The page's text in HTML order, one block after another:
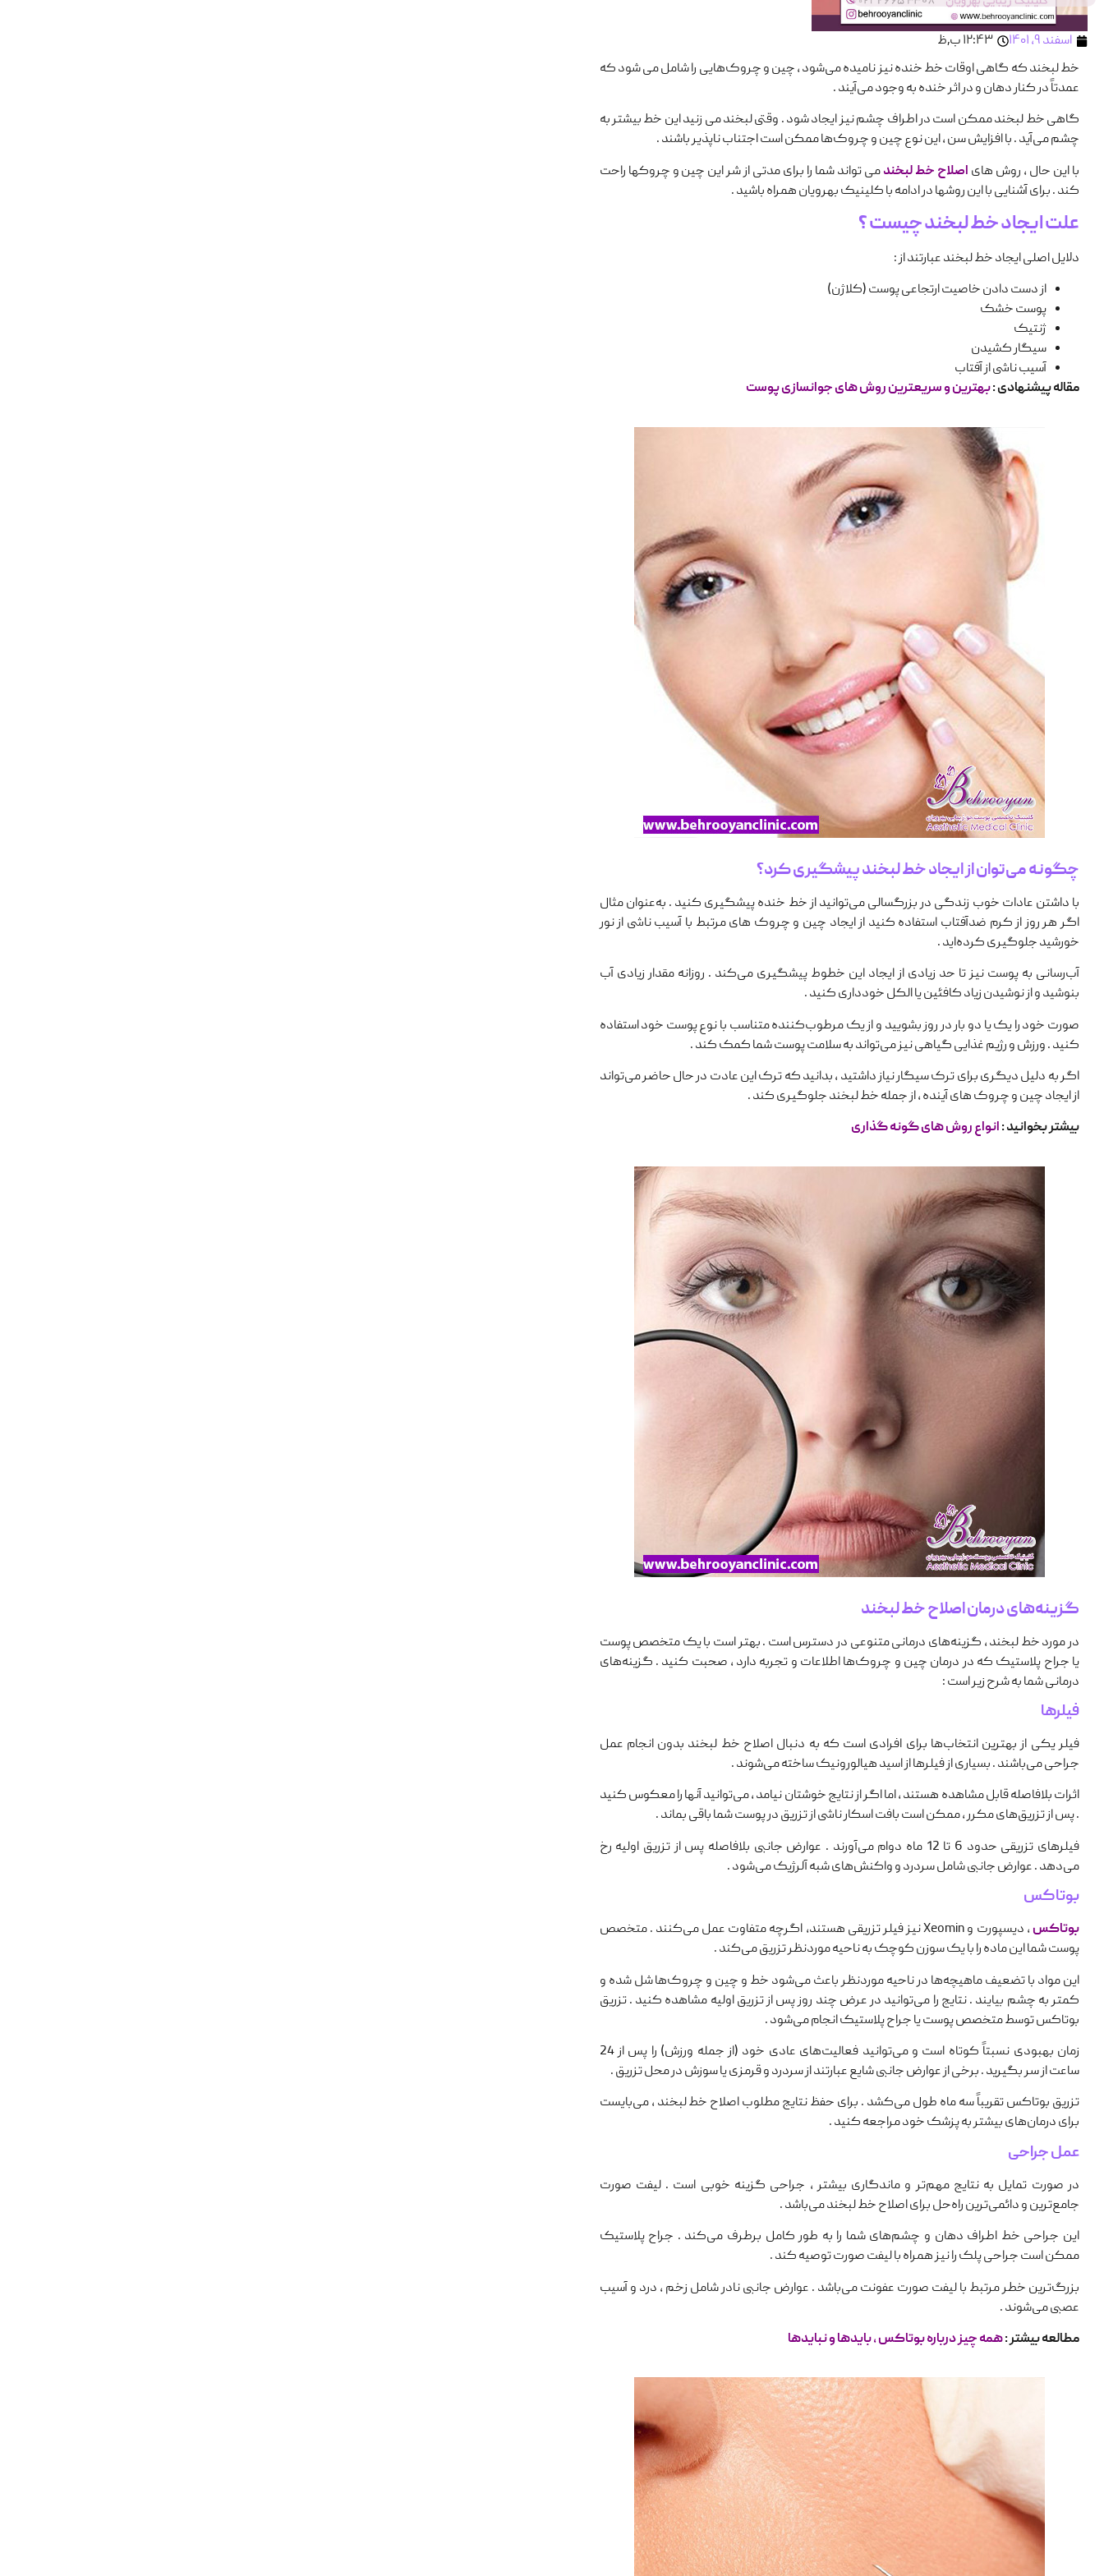
اسفند ۹, ۱۴۰۱
۱۲:۴۳ ب٫ظ
خط لبخند که گاهی اوقات خط خنده نیز نامیده می‌شود ، چین‌ و چروک‌هایی را شامل می شود که
عمدتاً در کنار دهان و در اثر خنده به وجود می‌آیند .
گاهی خط لبخند ممکن است در اطراف چشم نیز ایجاد شود . وقتی لبخند می ‌زنید این خط بیشتر به
چشم می‌آید . با افزایش سن ، این نوع چین ‌و چروک‌ها ممکن است اجتناب‌ ناپذیر باشند .
با این‌ حال ، روش های اصلاح خط لبخندمی تواند شما را برای مدتی از شر این چین و چروکها راحت
کند . برای آشنایی با این روشها در ادامه با کلینیک بهرویان همراه باشید .
علت ایجاد خط لبخند چیست ؟
دلایل اصلی ایجاد خط لبخند عبارتند از :
از دست ‌دادن خاصیت ارتجاعی پوست (کلاژن)
پوست خشک
ژنتیک
سیگار کشیدن
آسیب ناشی از آفتاب
مقاله پیشنهادی :بهترین و سریعترین روش های جوانسازی پوست
چگونه می‌توان از ایجاد خط لبخند پیشگیری کرد؟
با داشتن عادات خوب زندگی در بزرگسالی می‌توانید از خط خنده پیشگیری کنید . به‌عنوان‌ مثال
اگر هر روز از کرم ضدآفتاب استفاده کنید از ایجاد چین ‌و چروک ‌های مرتبط با آسیب ناشی از نور
خورشید جلوگیری کرده‌اید .
آب‌رسانی به پوست نیز تا حد زیادی از ایجاد این خطوط پیشگیری می‌کند . روزانه مقدار زیادی آب
بنوشید و از نوشیدن زیاد کافئین یا الکل خودداری کنید .
صورت خود را یک یا دو بار در روز بشویید و از یک مرطوب‌کننده متناسب با نوع پوست خود استفاده
کنید . ورزش و رژیم غذایی گیاهی نیز می‌تواند به‌ سلامت پوست شما کمک کند .
اگر به دلیل دیگری برای ترک سیگار نیاز داشتید ، بدانید که ترک این عادت در حال حاضر می‌تواند
از ایجاد چین‌ و چروک ‌های آینده ، از جمله خط لبخند جلوگیری کند .
بیشتر بخوانید :انواع روش های گونه گذاری
گزینه‌های درمان اصلاح خط لبخند
در مورد خط لبخند ، گزینه‌های درمانی متنوعی در دسترس است . بهتر است با یک متخصص پوست
یا جراح پلاستیک که در درمان چین‌ و چروک‌ها اطلاعات و تجربه دارد ، صحبت کنید . گزینه‌های
درمانی شما به شرح زیر است :
فیلرها
فیلر یکی از بهترین انتخاب‌ها برای افرادی است که به دنبال اصلاح خط لبخند بدون انجام عمل
جراحی می‌باشند . بسیاری از فیلرها از اسید هیالورونیک ساخته می‌شوند .
اثرات بلافاصله قابل‌ مشاهده هستند ، اما اگر از نتایج خوشتان نیامد ، می‌توانید آنها را معکوس کنید
. پس از تزریق‌های مکرر ، ممکن است بافت اسکار ناشی از تزریق در پوست شما باقی بماند .
فیلرهای تزریقی حدود 6 تا 12 ماه دوام می‌آورند . عوارض جانبی بلافاصله پس از تزریق اولیه رخ
می‌دهد . عوارض جانبی شامل سردرد و واکنش‌های شبه آلرژیک می‌شود .
بوتاکس
بوتاکس
، دیسپورت و Xeomin نیز فیلر تزریقی هستند، اگرچه متفاوت عمل می‌کنند . متخصص
پوست شما این ماده را با یک سوزن کوچک به ناحیه موردنظر تزریق می‌کند .
این مواد با تضعیف ماهیچه‌ها در ناحیه موردنظر باعث می‌شود خط و چین‌ و چروک‌ها شل شده و
کمتر به چشم بیایند . نتایج را می‌توانید در عرض چند روز پس از تزریق اولیه مشاهده کنید . تزریق
بوتاکس توسط متخصص پوست یا جراح پلاستیک انجام می‌شود .
زمان بهبودی نسبتاً کوتاه است و می‌توانید فعالیت‌های عادی خود (از جمله ورزش) را پس از 24
ساعت از سر بگیرید . برخی از عوارض جانبی شایع عبارتند از سردرد و قرمزی یا سوزش در محل تزریق .
تزریق بوتاکس تقریباً سه ماه طول می‌کشد . برای حفظ نتایج مطلوب اصلاح خط لبخند ، می‌بایست
برای درمان‌های بیشتر به پزشک خود مراجعه کنید .
عمل جراحی
در صورت تمایل به نتایج مهم‌تر و ماندگاری بیشتر ، جراحی گزینه خوبی است . لیفت صورت
جامع‌ترین و دائمی‌ترین راه‌حل برای اصلاح خط لبخند می‌باشد .
این جراحی خط اطراف دهان و چشم‌های شما را به طور کامل برطرف می‌کند . جراح پلاستیک
ممکن است جراحی پلک را نیز همراه با لیفت صورت توصیه کند .
بزرگ‌ترین خطر مرتبط با لیفت صورت عفونت می‌باشد . عوارض جانبی نادر شامل زخم ، درد و آسیب
عصبی می‌شوند .
مطالعه بیشتر :همه چیز درباره بوتاکس ، بایدها و نبایدها